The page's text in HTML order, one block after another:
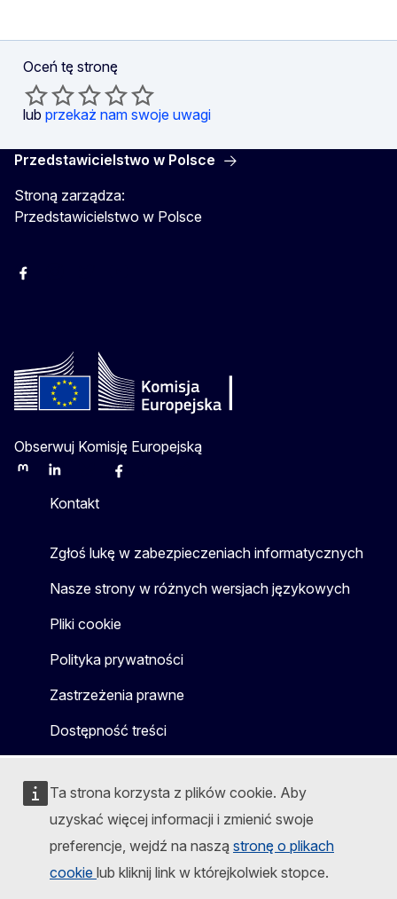
Ta strona korzysta z plików cookie. Aby
uzyskać więcej informacji i zmienić swoje
preferencje, wejdź na naszą stronę o plikach
cookie lub kliknij link w którejkolwiek stopce.
Oceń tę stronę
lub przekaż nam swoje uwagi
Przedstawicielstwo w Polsce
Stroną zarządza:
Przedstawicielstwo w Polsce
Facebook
Obserwuj Komisję Europejską
MastodonLinkedInBlueskyFacebook
Kontakt
Zgłoś lukę w zabezpieczeniach informatycznych
Nasze strony w różnych wersjach językowych
Pliki cookie
Polityka prywatności
Zastrzeżenia prawne
Dostępność treści